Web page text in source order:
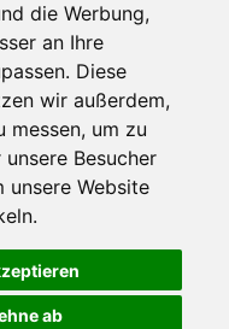
die Werbung,
an Ihre
Diese
wir außerdem,
messen, um zu
Besucher
unsere Website
ab
auf Ihrem Computer zu speichern.